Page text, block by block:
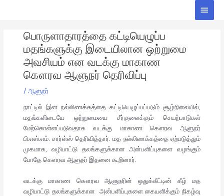
Main
பொருளாதாரத்தை கட்டியெழுப்ப
மதங்களுக்கு இடையிலான ஒற்றுமை
அவசியம் என வடக்கு மாகாண
கௌரவ ஆளுநர் தெரிவிப்பு
/ ஆளுநர்
நாட்டில் இன நல்லிணக்கத்தை கட்டியெழுப்பப்படும் சூழ்நிலையில்,
மதங்களிடையே ஒற்றுமையை சீர்குலைக்கும் செயற்பாடுகள்
மேற்கொள்ளப்படுவதாக வடக்கு மாகாண கௌரவ ஆளுநர்
பி.எஸ்.எம். சார்ள்ஸ் தெரிவித்தார். மத நல்லிணக்கத்தை ஏற்படுத்தும்
முகமாக, வழிபாட்டு தலங்களுக்கான அன்பளிப்புகளை வழங்கும்
போதே கௌரவ ஆளுநர் இதனை கூறினார்.
வடக்கு மாகாண கௌரவ ஆளுநரின் ஒதுக்கீட்டின் கீழ் மத
வழிபாட்டு தலங்களுக்கான அன்பளிப்புகளை கையளிக்கும் நிகழ்வு
navigation